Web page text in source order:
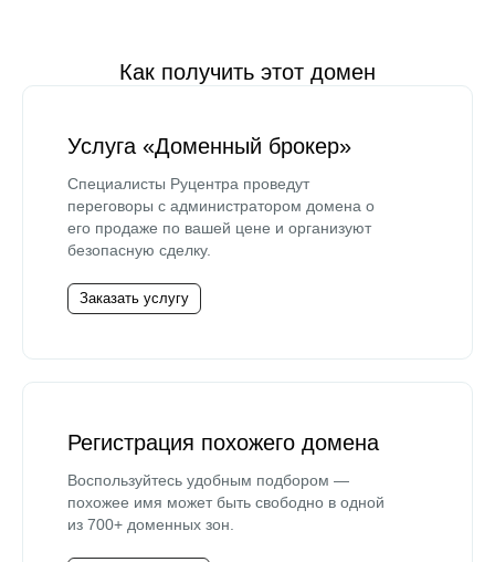
Как получить этот домен
Услуга «Доменный брокер»
Специалисты Руцентра проведут
переговоры с администратором домена о
его продаже по вашей цене и организуют
безопасную сделку.
Заказать услугу
Регистрация похожего домена
Воспользуйтесь удобным подбором —
похожее имя может быть свободно в одной
из 700+ доменных зон.